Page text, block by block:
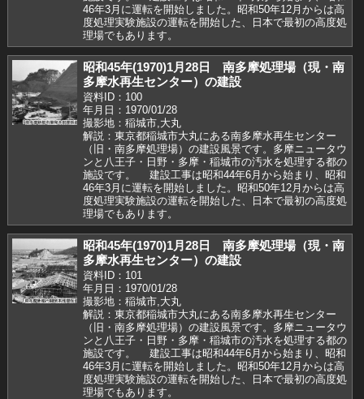
46年3月に運転を開始しました。昭和50年12月からは高
度処理実験施設の運転を開始した、日本で最初の高度処
理場でもあります。
昭和45年(1970)1月28日 南多摩処理場（現・南
多摩水再生センター）の建設
資料ID：100
年月日：1970/01/28
撮影地：稲城市,大丸
解説：東京都稲城市大丸にある南多摩水再生センター
（旧・南多摩処理場）の建設風景です。多摩ニュータウ
ンと八王子・日野・多摩・稲城市の汚水を処理する都の
施設です。 建設工事は昭和44年6月から始まり、昭和
46年3月に運転を開始しました。昭和50年12月からは高
度処理実験施設の運転を開始した、日本で最初の高度処
理場でもあります。
昭和45年(1970)1月28日 南多摩処理場（現・南
多摩水再生センター）の建設
資料ID：101
年月日：1970/01/28
撮影地：稲城市,大丸
解説：東京都稲城市大丸にある南多摩水再生センター
（旧・南多摩処理場）の建設風景です。多摩ニュータウ
ンと八王子・日野・多摩・稲城市の汚水を処理する都の
施設です。 建設工事は昭和44年6月から始まり、昭和
46年3月に運転を開始しました。昭和50年12月からは高
度処理実験施設の運転を開始した、日本で最初の高度処
理場でもあります。